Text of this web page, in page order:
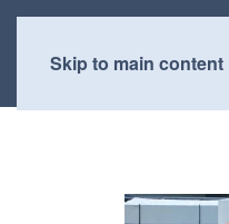
Skip to main content